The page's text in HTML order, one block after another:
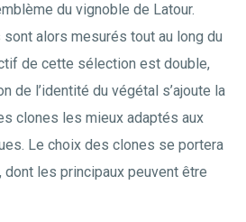
du vignoble de Latour.
alors mesurés tout au long du
de cette sélection est double,
de l’identité du végétal s’ajoute la
clones les mieux adaptés aux
Le choix des clones se portera
les principaux peuvent être